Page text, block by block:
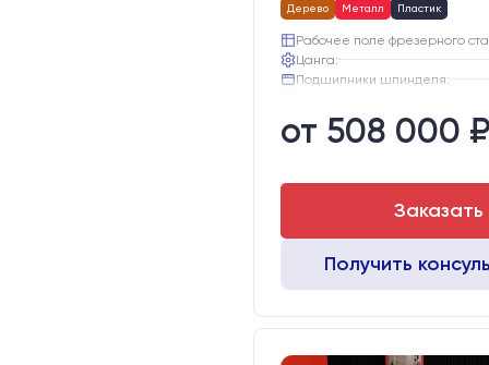
Дерево Металл Пластик
Рабочее поле фрезерного
Цанга:
Подшипники шпинделя:
Двигатели:
от 508 000 ₽
Заказать
Получить